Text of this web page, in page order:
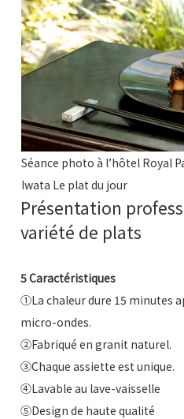
Séance photo à l’hôtel Royal
Iwata Le plat du jour
Présentation
variété de plats
5 Caractéristiques
①La chaleur dure 15 minutes
micro-ondes.
②Fabriqué en granit naturel.
③Chaque assiette est unique.
④Lavable au lave-vaisselle
⑤Design de haute qualité